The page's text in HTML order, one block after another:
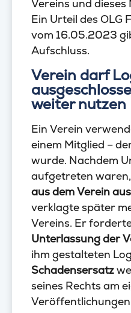
Vereins und
Ein Urteil des OLG
vom 16.05.2023
Aufschluss.
Verein darf
weiter nutzen
Ein Verein
einem Mitglied –
wurde. Nachdem
aufgetreten
aus dem Verein
verklagte später
Vereins. Er
Unterlassung der
ihm gestalteten
Schadensersatz
seines Rechts am
Veröffentlichungen